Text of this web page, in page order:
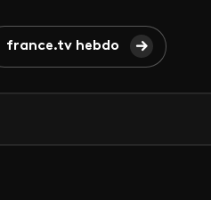
france.tv hebdo